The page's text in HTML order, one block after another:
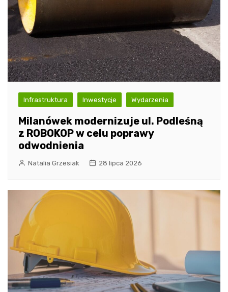
Infrastruktura Inwestycje Wydarzenia
Milanówek modernizuje ul. Podleśną
z ROBOKOP w celu poprawy
odwodnienia
Natalia Grzesiak 28 lipca 2026